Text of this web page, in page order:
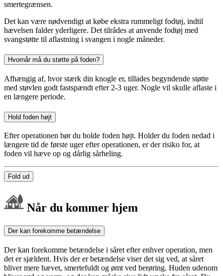
smertegrænsen.
Det kan være nødvendigt at købe ekstra rummeligt fodtøj, indtil
hævelsen falder yderligere. Det tilrådes at anvende fodtøj med
svangstøtte til aflastning i svangen i nogle måneder.
Hvornår må du støtte på foden?
Afhængig af, hvor stærk din knogle er, tillades begyndende støtte
med støvlen godt fastspændt efter 2-3 uger. Nogle vil skulle aflaste i
en længere periode.
Hold foden højt
Efter operationen bør du holde foden højt. Holder du foden nedad i
længere tid de første uger efter operationen, er der risiko for, at
foden vil hæve op og dårlig sårheling.
Fold ud
Når du kommer hjem
Der kan forekomme betændelse
Der kan forekomme betændelse i såret efter enhver operation, men
det er sjældent. Hvis der er betændelse viser det sig ved, at såret
bliver mere hævet, smertefuldt og ømt ved berøring. Huden udenom